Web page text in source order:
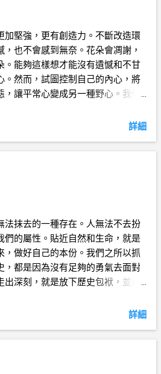
加堅強，更有創造力。不斷改造環
也不會感到無奈。花朵會凋謝，
。能夠這樣想才能沒有遺憾和不甘
。然而，試圖控制自己的內心，將
讓平常心變成另一種野心。我們
詳細
法抹去的一種存在。人無法不去扮
們的屬性。貼近自然和生命，就是
，做好自己的本份。我們之所以抓
，都是因為沒有足夠的勇氣去面對
深刻，就是放下歷史包袱，並勇
詳細